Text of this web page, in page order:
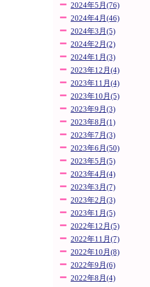
2024年5月(76)
2024年4月(46)
2024年3月(5)
2024年2月(2)
2024年1月(3)
2023年12月(4)
2023年11月(4)
2023年10月(5)
2023年9月(3)
2023年8月(1)
2023年7月(3)
2023年6月(50)
2023年5月(5)
2023年4月(4)
2023年3月(7)
2023年2月(3)
2023年1月(5)
2022年12月(5)
2022年11月(7)
2022年10月(8)
2022年9月(6)
2022年8月(4)